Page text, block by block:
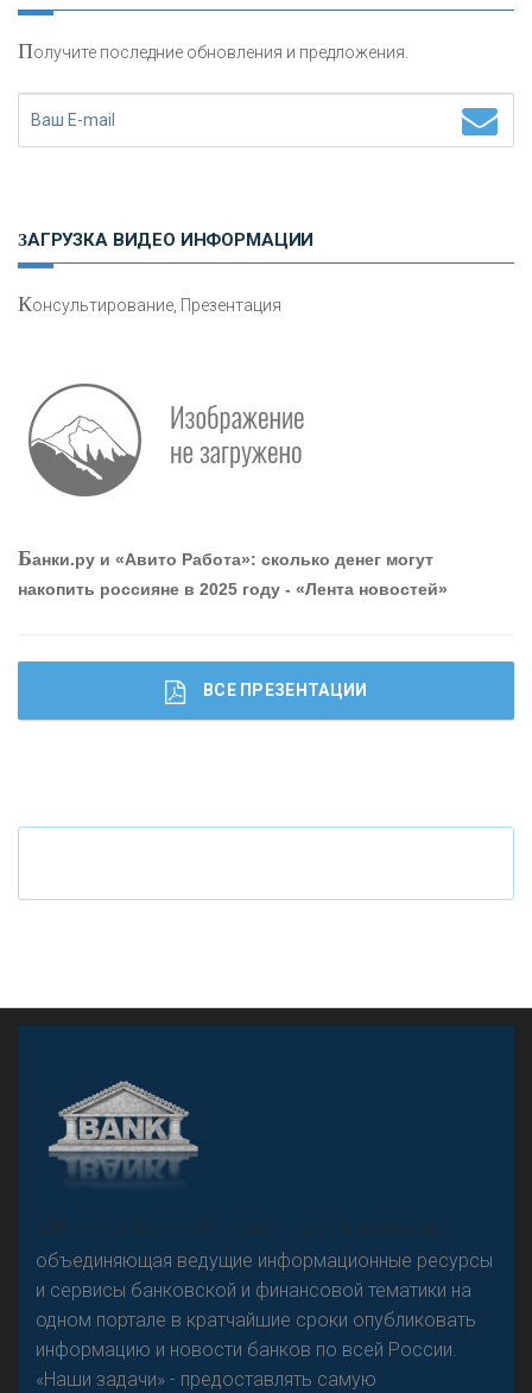
привлечь и удержать персонал - «Интервью»
Резкого разворота на рынке автокредитов не
предвидится - «Интервью»
Что будет с наличными деньгами при цифровом
Получите последние обновления и предложения.
ЗАГРУЗКА ВИДЕО ИНФОРМАЦИИ
Консультирование, Презентация
Банки.ру и «Авито Работа»: сколько денег могут
накопить россияне в 2025 году - «Лента новостей»
ВСЕ ПРЕЗЕНТАЦИИ
«Н
овости Банков России» – группа компаний,
объединяющая ведущие информационные ресурсы
и сервисы банковской и финансовой тематики на
одном портале в кратчайшие сроки опубликовать
информацию и новости банков по всей России.
«Наши задачи» - предоставлять самую